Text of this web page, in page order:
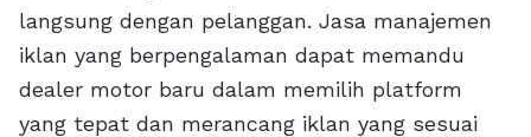
langsung dengan pelanggan. Jasa manajemen
iklan yang berpengalaman dapat memandu
dealer motor baru dalam memilih platform
yang tepat dan merancang iklan yang sesuai